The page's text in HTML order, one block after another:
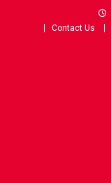
Contact Us